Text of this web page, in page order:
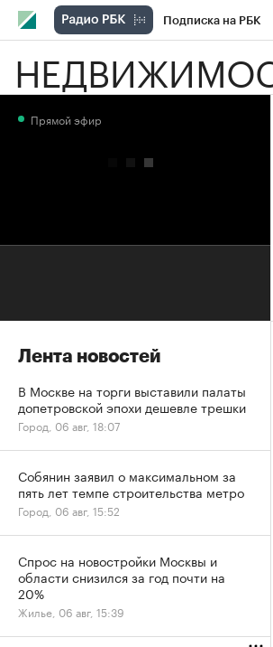
Подписка на РБК
РБК Вино Спорт
Прямой эфир
Лента новостей
В Москве на торги выставили палаты
допетровской эпохи дешевле трешки
Город, 06 авг, 18:07
Собянин заявил о максимальном за
пять лет темпе строительства метро
Город, 06 авг, 15:52
Спрос на новостройки Москвы и
области снизился за год почти на
20%
Жилье, 06 авг, 15:39